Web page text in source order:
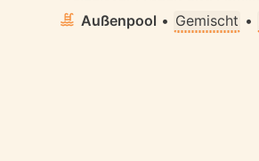
Außenpool • Gemischt •